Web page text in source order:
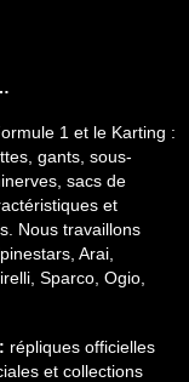
1 et le Karting :
gants, sous-
sacs de
et
Nous travaillons
Arai,
Sparco, Ogio,
répliques officielles
et collections